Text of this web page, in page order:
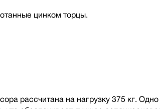
цинком торцы.
рассчитана на нагрузку 375 кг.